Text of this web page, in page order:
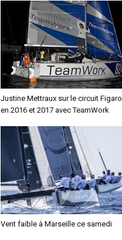
Justine Mettraux sur le circuit Figaro
en 2016 et 2017 avec TeamWork
Vent faible à Marseille ce samedi